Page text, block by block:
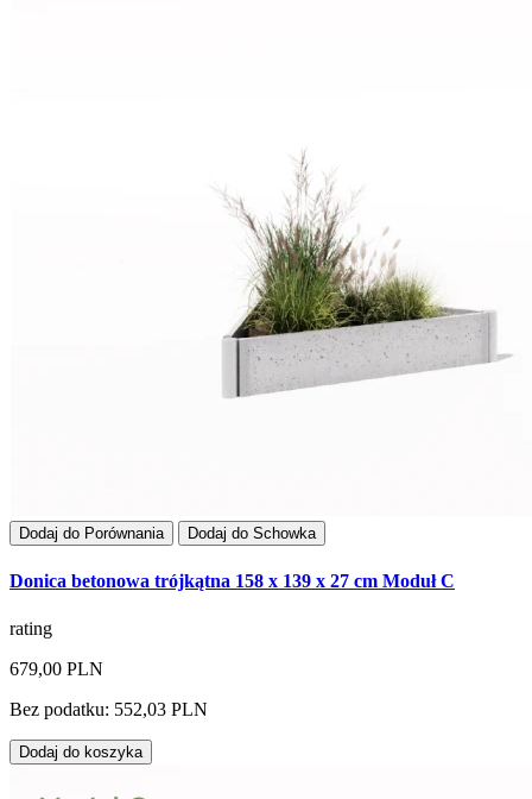
Dodaj do Porównania Dodaj do Schowka
Donica betonowa trójkątna 158 x 139 x 27 cm Moduł C
rating
679,00 PLN
Bez podatku: 552,03 PLN
Dodaj do koszyka